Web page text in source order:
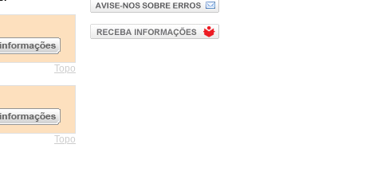
Topo
Topo